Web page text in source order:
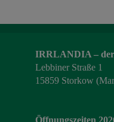
IRRLANDIA –
Lebbiner Straße 1
15859 Storkow